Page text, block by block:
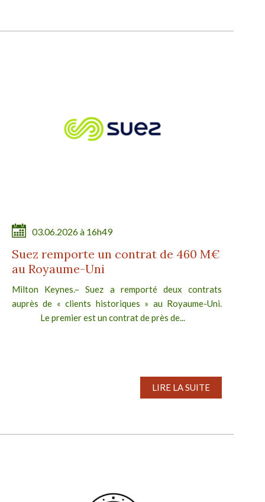
03.06.2026 à 16h49
Suez remporte un contrat de 460 M€
au Royaume-Uni
Milton Keynes.– Suez a remporté deux contrats
auprès de « clients historiques » au Royaume-Uni.
Le premier est un contrat de près de...
LIRE LA SUITE